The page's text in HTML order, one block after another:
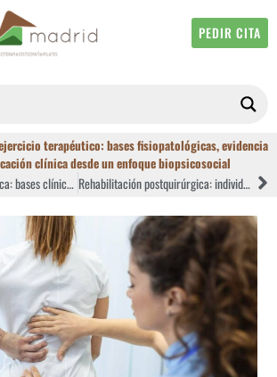
PEDIR CITA
terapéutico: bases fisiopatológicas, evidencia
clínica desde un enfoque biopsicosocial
Fisioterapia neurológica: bases clínicas y evidencia científica Rehabilitación postquirúrgica: individualizar protocolos sin improvisar